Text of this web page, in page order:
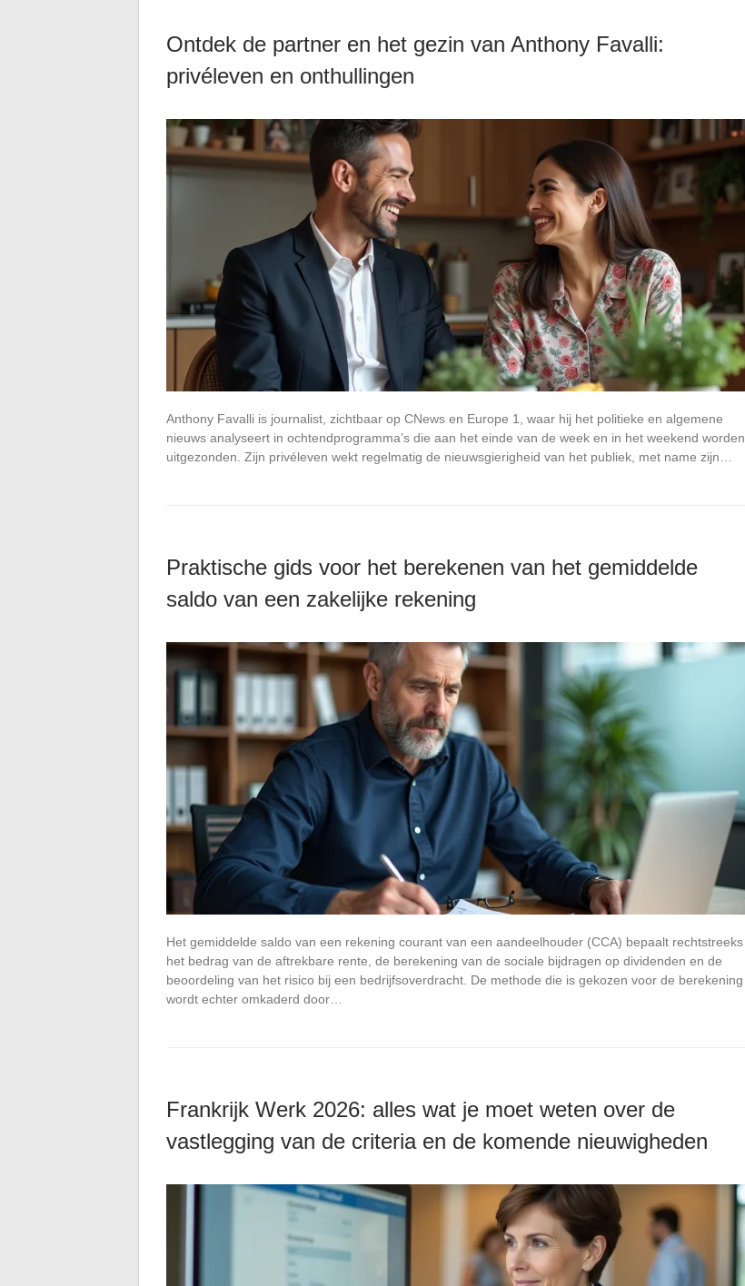
Ontdek de partner en het gezin van Anthony Favalli:
privéleven en onthullingen
Anthony Favalli is journalist, zichtbaar op CNews en Europe 1, waar hij het politieke en algemene
nieuws analyseert in ochtendprogramma’s die aan het einde van de week en in het weekend worden
uitgezonden. Zijn privéleven wekt regelmatig de nieuwsgierigheid van het publiek, met name zijn…
Praktische gids voor het berekenen van het gemiddelde
saldo van een zakelijke rekening
Het gemiddelde saldo van een rekening courant van een aandeelhouder (CCA) bepaalt rechtstreeks
het bedrag van de aftrekbare rente, de berekening van de sociale bijdragen op dividenden en de
beoordeling van het risico bij een bedrijfsoverdracht. De methode die is gekozen voor de berekening
wordt echter omkaderd door…
Frankrijk Werk 2026: alles wat je moet weten over de
vastlegging van de criteria en de komende nieuwigheden